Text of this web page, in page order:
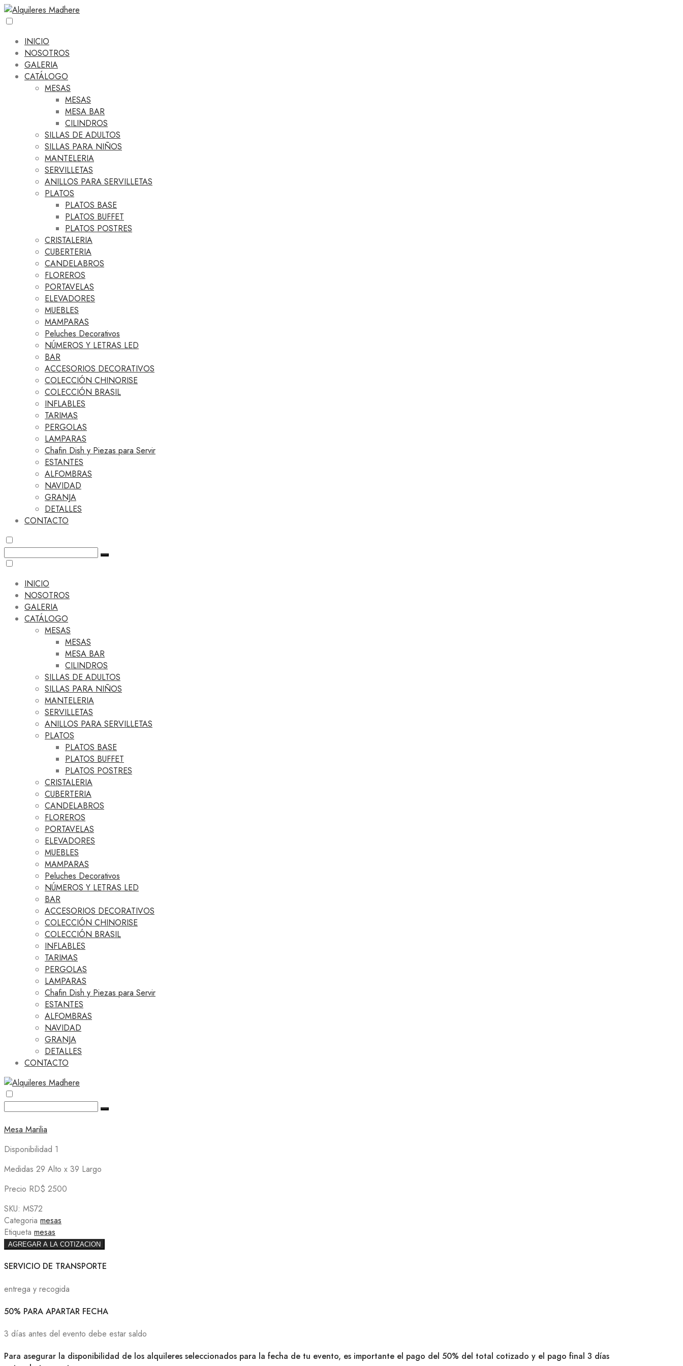
INICIO
NOSOTROS
GALERIA
CATÁLOGO
MESAS
MESAS
MESA BAR
CILINDROS
SILLAS DE ADULTOS
SILLAS PARA NIÑOS
MANTELERIA
SERVILLETAS
ANILLOS PARA SERVILLETAS
PLATOS
PLATOS BASE
PLATOS BUFFET
PLATOS POSTRES
CRISTALERIA
CUBERTERIA
CANDELABROS
FLOREROS
PORTAVELAS
ELEVADORES
MUEBLES
MAMPARAS
Peluches Decorativos
NÚMEROS Y LETRAS LED
BAR
ACCESORIOS DECORATIVOS
COLECCIÓN CHINORISE
COLECCIÓN BRASIL
INFLABLES
TARIMAS
PERGOLAS
LAMPARAS
Chafin Dish y Piezas para Servir
ESTANTES
ALFOMBRAS
NAVIDAD
GRANJA
DETALLES
CONTACTO
INICIO
NOSOTROS
GALERIA
CATÁLOGO
MESAS
MESAS
MESA BAR
CILINDROS
SILLAS DE ADULTOS
SILLAS PARA NIÑOS
MANTELERIA
SERVILLETAS
ANILLOS PARA SERVILLETAS
PLATOS
PLATOS BASE
PLATOS BUFFET
PLATOS POSTRES
CRISTALERIA
CUBERTERIA
CANDELABROS
FLOREROS
PORTAVELAS
ELEVADORES
MUEBLES
MAMPARAS
Peluches Decorativos
NÚMEROS Y LETRAS LED
BAR
ACCESORIOS DECORATIVOS
COLECCIÓN CHINORISE
COLECCIÓN BRASIL
INFLABLES
TARIMAS
PERGOLAS
LAMPARAS
Chafin Dish y Piezas para Servir
ESTANTES
ALFOMBRAS
NAVIDAD
GRANJA
DETALLES
CONTACTO
Mesa Marilia
Disponibilidad 1
Medidas 29 Alto x 39 Largo
Precio RD$ 2500
SKU: MS72
Categoria mesas
Etiqueta mesas
AGREGAR A LA COTIZACION
SERVICIO DE TRANSPORTE
entrega y recogida
50% PARA APARTAR FECHA
3 días antes del evento debe estar saldo
Para asegurar la disponibilidad de los alquileres seleccionados para la fecha de tu evento, es importante el pago del 50% del total cotizado y el pago final 3 días